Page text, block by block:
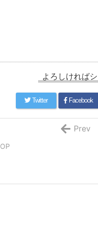
よろしければ
Twitter Facebook
Prev